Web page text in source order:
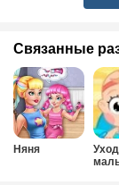
Связанные
Няня